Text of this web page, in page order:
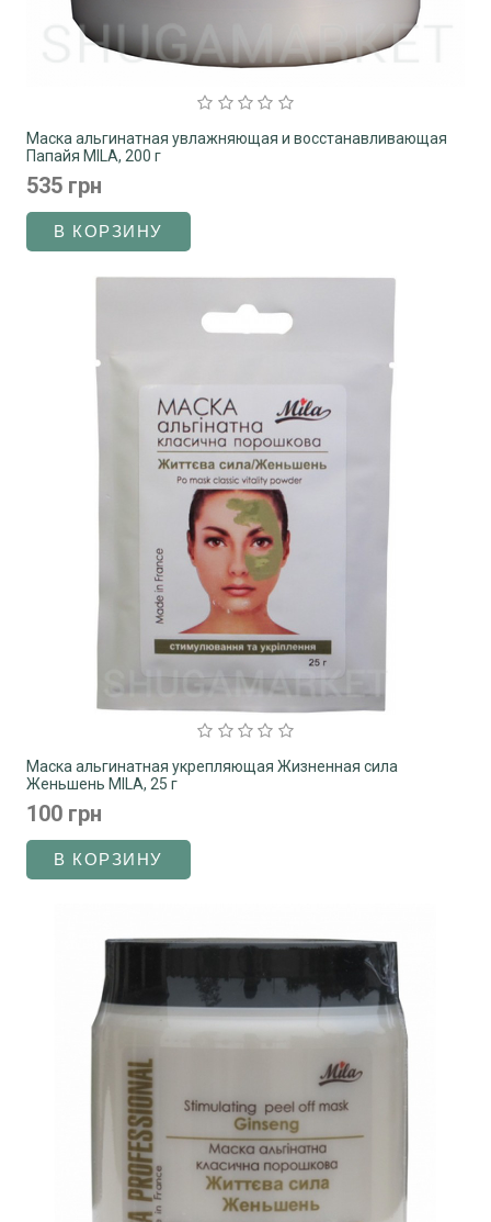
Маска альгинатная увлажняющая и восстанавливающая
Папайя MILA, 200 г
535 грн
Маска альгинатная укрепляющая Жизненная сила
Женьшень MILA, 25 г
100 грн